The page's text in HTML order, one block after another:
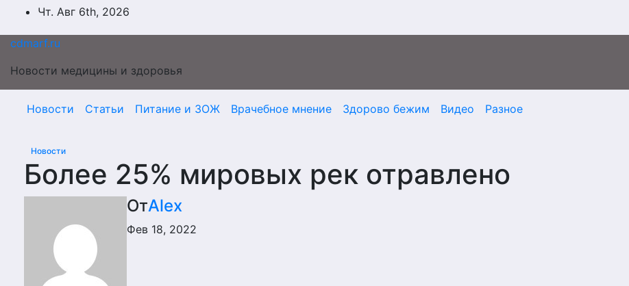
Перейти
содержимому
Чт. Авг 6th, 2026
cdmarf.ru
Новости медицины и здоровья
Новости Статьи Питание и ЗОЖ Врачебное мнение Здорово бежим Видео Разное
Новости
Более 25% мировых рек отравлено
ОтAlex
Фев 18, 2022